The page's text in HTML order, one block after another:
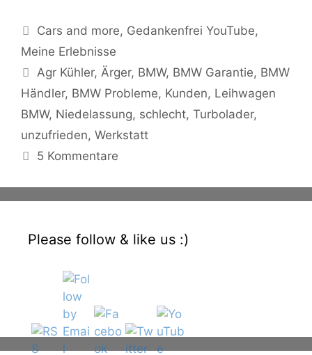
Kategorien
Cars and more, Gedankenfrei YouTube,
Meine Erlebnisse
Schlagwörter
Agr Kühler,Ärger, BMW, BMW Garantie, BMW
Händler, BMW Probleme, Kunden, Leihwagen
BMW, Niedelassung, schlecht, Turbolader,
unzufrieden, Werkstatt
5 Kommentare
Please follow & like us :)